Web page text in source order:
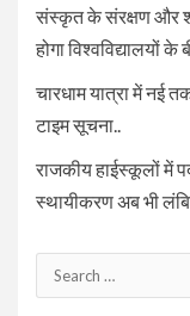
संस्कृत के संरक्षण और
होगा विश्वविद्यालयों के
चारधाम यात्रा में नई
टाइम सूचना..
राजकीय हाईस्कूलों में
स्थायीकरण अब भी
Search
for: